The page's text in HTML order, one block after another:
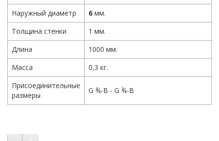
Наружный диаметр 6 мм.
Толщина стенки
1 мм.
Длина
1000 мм.
Масса
0,3 кг.
Присоединительные
размеры
G ¾-B - G ¾-B